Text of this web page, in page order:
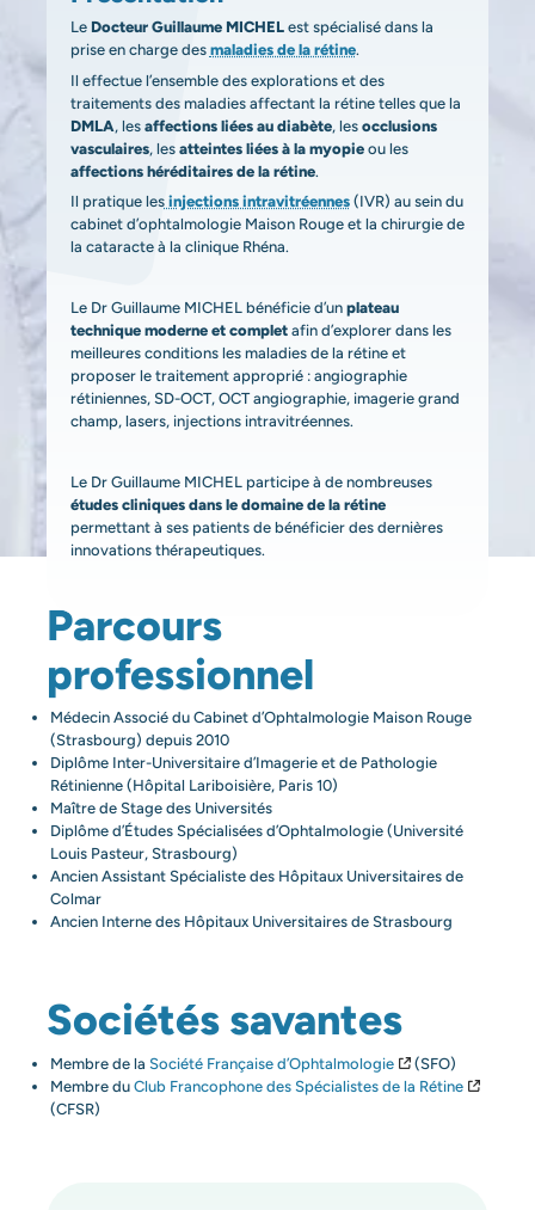
Le Docteur Guillaume MICHELest spécialisé dans la
prise en charge des maladies de la rétine.
Il effectue l’ensemble des explorations et des
traitements des maladies affectant la rétine telles que la
DMLA, les affections liées au diabète, les occlusions
vasculaires, les atteintes liées à la myopieou les
affections héréditaires de la rétine.
Il pratique lesinjections intravitréennes(IVR) au sein du
cabinet d’ophtalmologie Maison Rouge et la chirurgie de
la cataracte à la clinique Rhéna.
Le Dr Guillaume MICHEL bénéficie d’un plateau
technique moderne et completafin d’explorer dans les
meilleures conditions les maladies de la rétine et
proposer le traitement approprié : angiographie
rétiniennes, SD-OCT, OCT angiographie, imagerie grand
champ, lasers, injections intravitréennes.
Le Dr Guillaume MICHEL participe à de nombreuses
études cliniques dans le domaine de la rétine
permettant à ses patients de bénéficier des dernières
innovations thérapeutiques.
Parcours
professionnel
Médecin Associé du Cabinet d’Ophtalmologie Maison Rouge
(Strasbourg) depuis 2010
Diplôme Inter-Universitaire d’Imagerie et de Pathologie
Rétinienne (Hôpital Lariboisière, Paris 10)
Maître de Stage des Universités
Diplôme d’Études Spécialisées d’Ophtalmologie (Université
Louis Pasteur, Strasbourg)
Ancien Assistant Spécialiste des Hôpitaux Universitaires de
Colmar
Ancien Interne des Hôpitaux Universitaires de Strasbourg
Sociétés savantes
Membre de laSociété Française d’Ophtalmologie
(SFO)
Membre duClub Francophone des Spécialistes de la Rétine
(CFSR)